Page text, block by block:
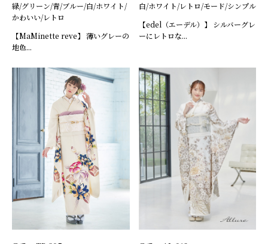
緑/グリーン/青/ブルー/白/ホワイト/
かわいい/レトロ
【MaMinette reve】 薄いグレーの
地色...
白/ホワイト/レトロ/モード/シンプル
【edel（エーデル）】 シルバーグレ
ーにレトロな...